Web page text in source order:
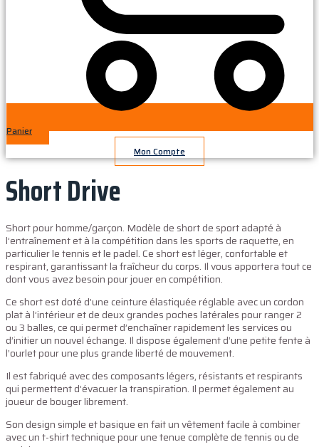
Panier
Mon Compte
Short Drive
Short pour homme/garçon. Modèle de short de sport adapté à
l’entraînement et à la compétition dans les sports de raquette, en
particulier le tennis et le padel. Ce short est léger, confortable et
respirant, garantissant la fraîcheur du corps. Il vous apportera tout ce
dont vous avez besoin pour jouer en compétition.
Ce short est doté d’une ceinture élastiquée réglable avec un cordon
plat à l’intérieur et de deux grandes poches latérales pour ranger 2
ou 3 balles, ce qui permet d’enchaîner rapidement les services ou
d’initier un nouvel échange. Il dispose également d’une petite fente à
l’ourlet pour une plus grande liberté de mouvement.
Il est fabriqué avec des composants légers, résistants et respirants
qui permettent d’évacuer la transpiration. Il permet également au
joueur de bouger librement.
Son design simple et basique en fait un vêtement facile à combiner
avec un t-shirt technique pour une tenue complète de tennis ou de